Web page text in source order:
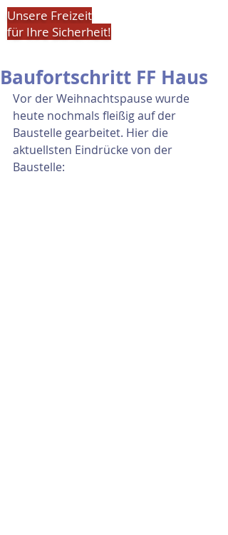
Unsere Freizeit
für Ihre Sicherheit!
Baufortschritt FF Haus
Vor der Weihnachtspause wurde
heute nochmals fleißig auf der
Baustelle gearbeitet. Hier die
aktuellsten Eindrücke von der
Baustelle: